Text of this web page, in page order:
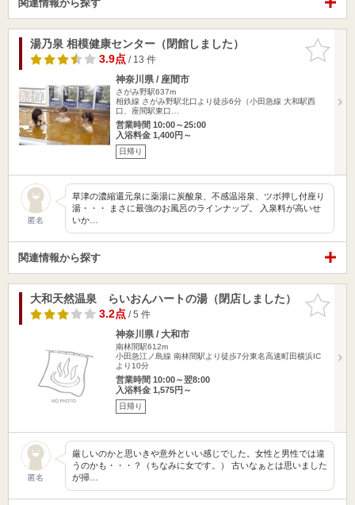
関連情報から探す
お気に入
りに追加
湯乃泉 相模健康センター（閉館しました）
3.9点/ 13 件
神奈川県 / 座間市
さがみ野駅637m
相鉄線 さがみ野駅北口より徒歩6分（小田急線 大和駅西
口、座間駅東口…
営業時間 10:00～25:00
入浴料金 1,400円～
日帰り
匿名
草津の濃縮還元泉に薬湯に炭酸泉、不感温浴泉、ツボ押し付座り
湯・・・ まさに最強のお風呂のラインナップ。 入泉料が高いせ
いか…
関連情報から探す
お気に入
りに追加
大和天然温泉 らいおんハートの湯（閉店しました）
3.2点/ 5 件
神奈川県 / 大和市
南林間駅612m
小田急江ノ島線 南林間駅より徒歩7分東名高速町田横浜IC
より10分
営業時間 10:00～翌8:00
入浴料金 1,575円～
日帰り
匿名
厳しいのかと思いきや意外といい感じでした。女性と男性では違
うのかも・・・？（ちなみに女です。） 古いなぁとは思いました
が掃…